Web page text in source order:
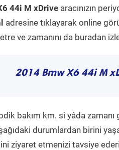
44i M xDrive aracınızın
adresine tıklayarak online
ve zamanını da buradan
2014 Bmw X6 44i M
bakım km. si yâda
durumlardan birini
ziyaret etmenizi tavsiye